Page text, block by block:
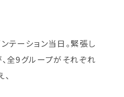
テーション当日。緊張し
全9グループがそれぞれ